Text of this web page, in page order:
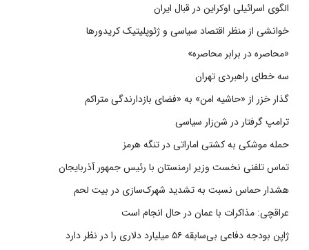
الگوی اسرائیلی اوکراین در قبال ایران
خوانشی از منظر اقتصاد سیاسی و ژئوپلیتیک کریدورها
«محاصره در برابر محاصره»
سه خطای راهبردی تهران
گذار خزر از «حاشیه امن» به «فضای بازدارندگی متراکم
ترامپ گرفتار در شن‌زار سیاسی
حمله موشکی به کشتی اماراتی در تنگه هرمز
تماس تلفنی نخست وزیر ارمنستان با رئیس جمهور آذربایجان
هشدار حماس نسبت به تشدید شهرک‌سازی در بیت‌ لحم
عراقچی: مذاکرات با عمان در حال انجام است
ژاپن بودجه دفاعی بی‌سابقه ۵۶ میلیارد دلاری را در نظر دارد